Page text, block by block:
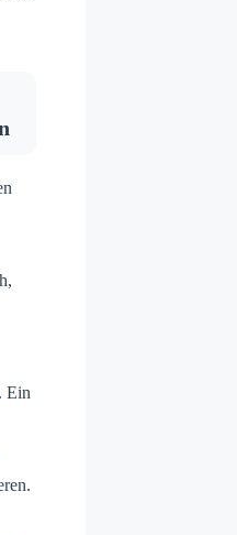
Ein